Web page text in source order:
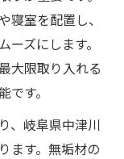
切な視点
平屋の検討
トな平屋選
の平屋選び
寝室を配置し、
ズにします。
大限取り入れる
す。
、岐阜県中津川
ます。無垢材の